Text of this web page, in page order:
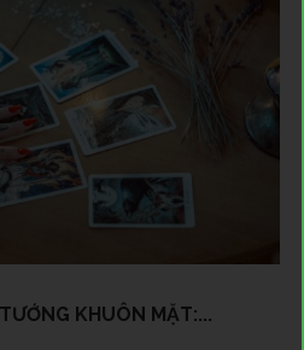
KHUÔN MẶT:...